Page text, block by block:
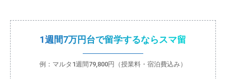
1週間7万円台で留学するならスマ留
例：マルタ1週間79,800円（授業料・宿泊費込み）